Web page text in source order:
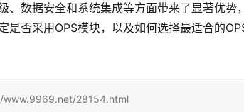
、数据安全和系统集成等方面带来了显著优势
否采用OPS模块，以及如何选择最适合的
www.9969.net/28154.html